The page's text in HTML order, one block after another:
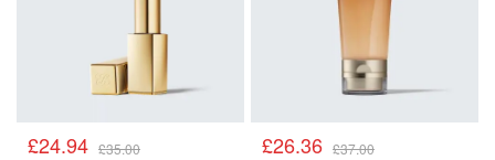
£24.94 £35.00 £26.36 £37.00